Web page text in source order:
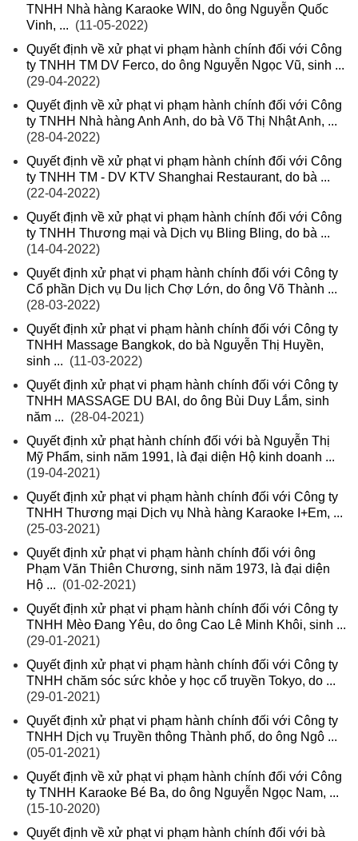
TNHH Nhà hàng Karaoke WIN, do ông Nguyễn Quốc
Vinh, ... (11-05-2022)
Quyết định về xử phạt vi phạm hành chính đối với Công
ty TNHH TM DV Ferco, do ông Nguyễn Ngọc Vũ, sinh ...
(29-04-2022)
Quyết định về xử phạt vi phạm hành chính đối với Công
ty TNHH Nhà hàng Anh Anh, do bà Võ Thị Nhật Anh, ...
(28-04-2022)
Quyết định về xử phạt vi phạm hành chính đối với Công
ty TNHH TM - DV KTV Shanghai Restaurant, do bà ...
(22-04-2022)
Quyết định về xử phạt vi phạm hành chính đối với Công
ty TNHH Thương mại và Dịch vụ Bling Bling, do bà ...
(14-04-2022)
Quyết định xử phạt vi phạm hành chính đối với Công ty
Cổ phần Dịch vụ Du lịch Chợ Lớn, do ông Võ Thành ...
(28-03-2022)
Quyết định xử phạt vi phạm hành chính đối với Công ty
TNHH Massage Bangkok, do bà Nguyễn Thị Huyền,
sinh ... (11-03-2022)
Quyết định xử phạt vi phạm hành chính đối với Công ty
TNHH MASSAGE DU BAI, do ông Bùi Duy Lắm, sinh
năm ... (28-04-2021)
Quyết định xử phạt hành chính đối với bà Nguyễn Thị
Mỹ Phẩm, sinh năm 1991, là đại diện Hộ kinh doanh ...
(19-04-2021)
Quyết định xử phạt vi phạm hành chính đối với Công ty
TNHH Thương mại Dịch vụ Nhà hàng Karaoke I+Em, ...
(25-03-2021)
Quyết định xử phạt vi phạm hành chính đối với ông
Phạm Văn Thiên Chương, sinh năm 1973, là đại diện
Hộ ... (01-02-2021)
Quyết định xử phạt vi phạm hành chính đối với Công ty
TNHH Mèo Đang Yêu, do ông Cao Lê Minh Khôi, sinh ...
(29-01-2021)
Quyết định xử phạt vi phạm hành chính đối với Công ty
TNHH chăm sóc sức khỏe y học cổ truyền Tokyo, do ...
(29-01-2021)
Quyết định xử phạt vi phạm hành chính đối với Công ty
TNHH Dịch vụ Truyền thông Thành phố, do ông Ngô ...
(05-01-2021)
Quyết định về xử phạt vi phạm hành chính đối với Công
ty TNHH Karaoke Bé Ba, do ông Nguyễn Ngọc Nam, ...
(15-10-2020)
Quyết định về xử phạt vi phạm hành chính đối với bà